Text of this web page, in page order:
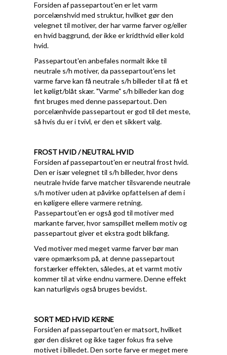
Forsiden af passepartout'en er let varm
porcelænshvid med struktur, hvilket gør den
velegnet til motiver, der har varme farver og/eller
en hvid baggrund, der ikke er kridthvid eller kold
hvid.
Passepartout'en anbefales normalt ikke til
neutrale s/h motiver, da passepartout'ens let
varme farve kan få neutrale s/h billeder til at få et
let køligt/blåt skær. "Varme" s/h billeder kan dog
fint bruges med denne passepartout. Den
porcelænhvide passepartout er god til det meste,
så hvis du er i tvivl, er den et sikkert valg.
FROST HVID / NEUTRAL HVID
Forsiden af passepartout'en er neutral frost hvid.
Den er især velegnet til s/h billeder, hvor dens
neutrale hvide farve matcher tilsvarende neutrale
s/h motiver uden at påvirke opfattelsen af dem i
en køligere ellere varmere retning.
Passepartout'en er også god til motiver med
markante farver, hvor samspillet mellem motiv og
passepartout giver et ekstra godt blikfang.
Ved motiver med meget varme farver bør man
være opmærksom på, at denne passepartout
forstærker effekten, således, at et varmt motiv
kommer til at virke endnu varmere. Denne effekt
kan naturligvis også bruges bevidst.
SORT MED HVID KERNE
Forsiden af passepartout'en er matsort, hvilket
gør den diskret og ikke tager fokus fra selve
motivet i billedet. Den sorte farve er meget mere